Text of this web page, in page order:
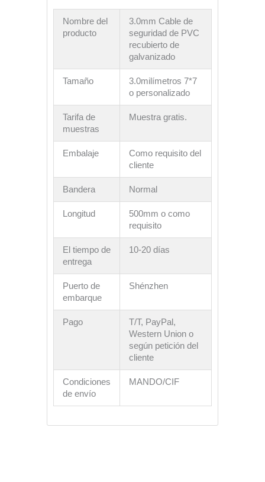
Nombre del
producto
3.0mm Cable de
seguridad de PVC
recubierto de
galvanizado
Tamaño
3.0milímetros 7*7
o personalizado
Tarifa de
muestras
Muestra gratis.
Embalaje
Como requisito del
cliente
Bandera Normal
Longitud
500mm o como
requisito
El tiempo de
entrega
10-20 días
Puerto de
embarque
Shénzhen
Pago
T/T, PayPal,
Western Union o
según petición del
cliente
Condiciones
de envío
MANDO/CIF